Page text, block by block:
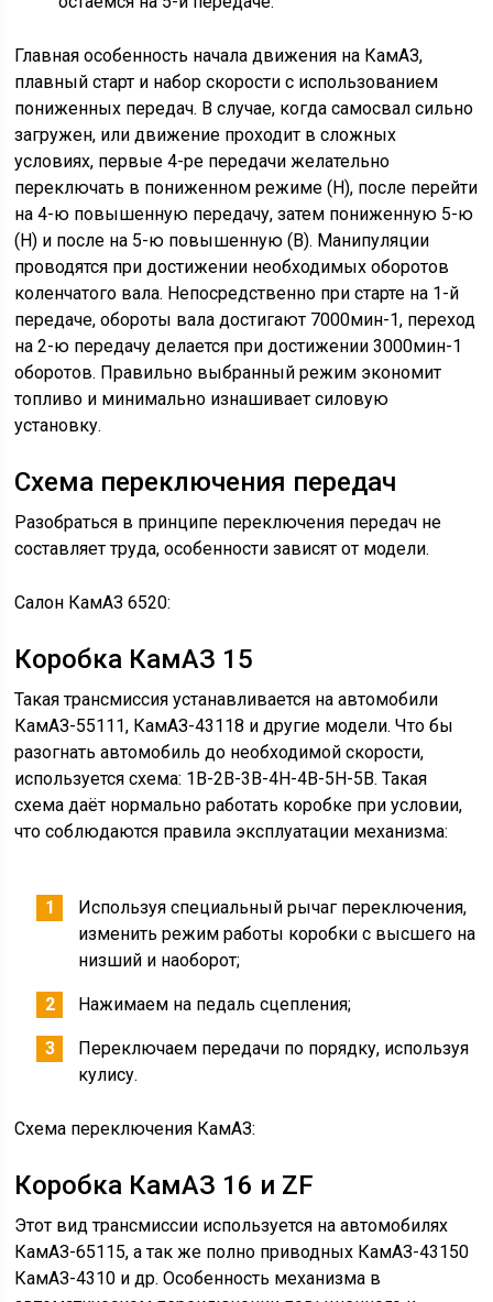
Главная особенность начала движения на КамАЗ,
плавный старт и набор скорости с использованием
пониженных передач. В случае, когда самосвал сильно
загружен, или движение проходит в сложных
условиях, первые 4-ре передачи желательно
переключать в пониженном режиме (Н), после перейти
на 4-ю повышенную передачу, затем пониженную 5-ю
(Н) и после на 5-ю повышенную (В). Манипуляции
проводятся при достижении необходимых оборотов
коленчатого вала. Непосредственно при старте на 1-й
передаче, обороты вала достигают 7000мин-1, переход
на 2-ю передачу делается при достижении 3000мин-1
оборотов. Правильно выбранный режим экономит
топливо и минимально изнашивает силовую
установку.
Схема переключения передач
Разобраться в принципе переключения передач не
составляет труда, особенности зависят от модели.
Салон КамАЗ 6520:
Коробка КамАЗ 15
Такая трансмиссия устанавливается на автомобили
КамАЗ-55111, КамАЗ-43118 и другие модели. Что бы
разогнать автомобиль до необходимой скорости,
используется схема: 1В-2В-3В-4Н-4В-5Н-5В. Такая
схема даёт нормально работать коробке при условии,
что соблюдаются правила эксплуатации механизма:
Используя специальный рычаг переключения,
изменить режим работы коробки с высшего на
низший и наоборот;
Нажимаем на педаль сцепления;
Переключаем передачи по порядку, используя
кулису.
Схема переключения КамАЗ:
Коробка КамАЗ 16 и ZF
Этот вид трансмиссии используется на автомобилях
КамАЗ-65115, а так же полно приводных КамАЗ-43150
КамАЗ-4310 и др. Особенность механизма в